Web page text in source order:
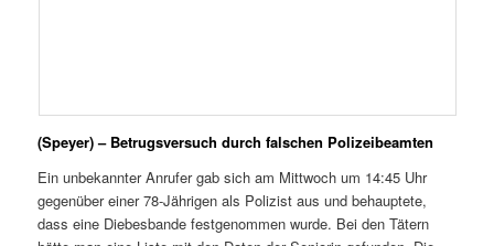
(Speyer) – Betrugsversuch durch falschen Polizeibeamten
Ein unbekannter Anrufer gab sich am Mittwoch um 14:45 Uhr
gegenüber einer 78-Jährigen als Polizist aus und behauptete,
dass eine Diebesbande festgenommen wurde. Bei den Tätern